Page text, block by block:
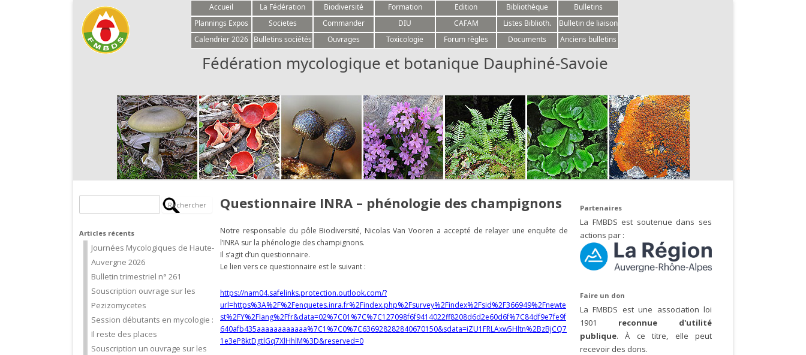
Aller au contenu
Accueil La Fédération Biodiversité Formation Edition Bibliothèque
Bulletins
Plannings Expos
Societes Commander DIU CAFAM Listes Biblioth.
Bulletin de liaison
Calendrier 2026 Bulletins sociétés Ouvrages Toxicologie Forum règles Documents Anciens bulletins
Fédération mycologique et botanique Dauphiné-Savoie
Articles récents
Journées Mycologiques de Haute-
Auvergne 2026
Bulletin trimestriel n° 261
Souscription ouvrage sur les
Pezizomycetes
Session débutants en mycologie :
Il reste des places
Souscription un ouvrage sur les
Questionnaire INRA – phénologie des champignons
Notre responsable du pôle Biodiversité, Nicolas Van Vooren a accepté de relayer une enquête de
l’INRA sur la phénologie des champignons.
Il s’agit d’un questionnaire.
Le lien vers ce questionnaire est le suivant :
https://nam04.safelinks.protection.outlook.com/?
url=https%3A%2F%2Fenquetes.inra.fr%2Findex.php%2Fsurvey%2Findex%2Fsid%2F366949%2Fnewte
st%2FY%2Flang%2Ffr&data=02%7C01%7C%7C127098f6f9414022ff8208d6d2e60d6f%7C84df9e7fe9f
640afb435aaaaaaaaaaaa%7C1%7C0%7C636928282840670150&sdata=iZU1FRLAxw5Hltn%2BzBjCQ7
1e3eP8ktDgtlGq7XlHhlM%3D&reserved=0
Partenaires
La FMBDS est soutenue dans ses
actions par :
Faire un don
La FMBDS est une association loi
1901 reconnue d'utilité
publique. À ce titre, elle peut
recevoir des dons.